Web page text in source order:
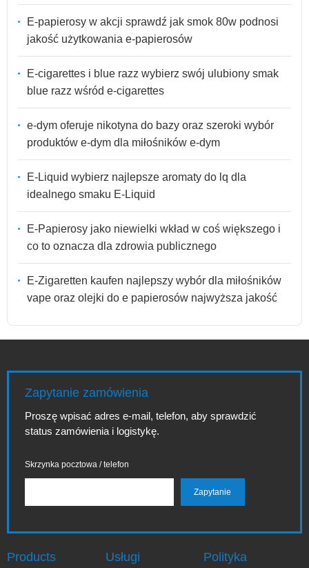
E-papierosy w akcji sprawdź jak smok 80w podnosi
jakość użytkowania e-papierosów
E-cigarettes i blue razz wybierz swój ulubiony smak
blue razz wśród e-cigarettes
e-dym oferuje nikotyna do bazy oraz szeroki wybór
produktów e-dym dla miłośników e-dym
E-Liquid wybierz najlepsze aromaty do lq dla
idealnego smaku E-Liquid
E-Papierosy jako niewielki wkład w coś większego i
co to oznacza dla zdrowia publicznego
E-Zigaretten kaufen najlepszy wybór dla miłośników
vape oraz olejki do e papierosów najwyższa jakość
Zapytanie zamówienia
Proszę wpisać adres e-mail, telefon, aby sprawdzić
status zamówienia i logistykę.
Skrzynka pocztowa / telefon
Products Usługi Polityka